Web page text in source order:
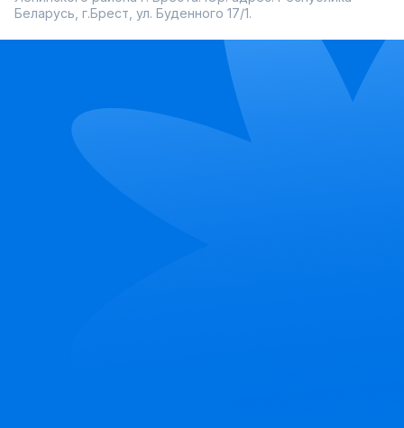
Беларусь, г.Брест, ул. Буденного 17/1.